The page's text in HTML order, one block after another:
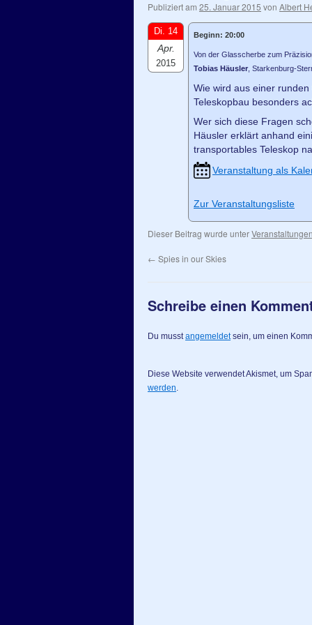
Publiziert am 25. Januar 2015 von Albert
Di. 14
Apr.
2015
Beginn: 20:00
Von der Glasscherbe zum
Tobias Häusler , Starkenburg-
Wie wird aus einer
Teleskopbau besonders
Wer sich diese Fragen
Häusler erklärt anhand
transportables Teleskop
Veranstaltung als
Zur Veranstaltungsliste
Dieser Beitrag wurde unterVeranstaltungen
← Spies in our Skies
Schreibe einen
Du musstangemeldetsein, um einen
Diese Website verwendet Akismet, um
werden.